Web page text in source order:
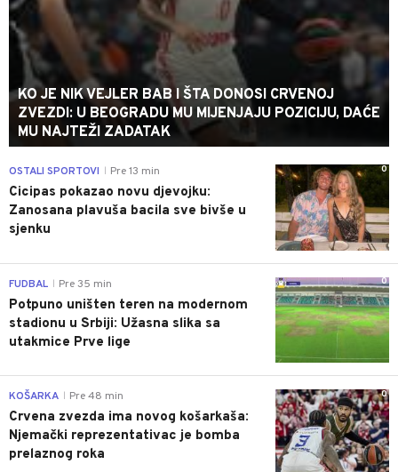
KO JE NIK VEJLER BAB I ŠTA DONOSI CRVENOJ
ZVEZDI: U BEOGRADU MU MIJENJAJU POZICIJU, DAĆE
MU NAJTEŽI ZADATAK
0
OSTALI SPORTOVI Pre 13 min
Cicipas pokazao novu djevojku:
Zanosana plavuša bacila sve bivše u
sjenku
0
FUDBAL Pre 35 min
Potpuno uništen teren na modernom
stadionu u Srbiji: Užasna slika sa
utakmice Prve lige
0
KOŠARKA Pre 48 min
Crvena zvezda ima novog košarkaša:
Njemački reprezentativac je bomba
prelaznog roka